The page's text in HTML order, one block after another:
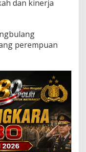
dan kinerja
perempuan